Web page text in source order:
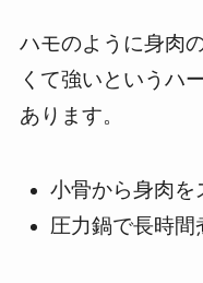
ハモのように身肉
くて強いというハ
あります。
小骨から身肉を
圧力鍋で長時間